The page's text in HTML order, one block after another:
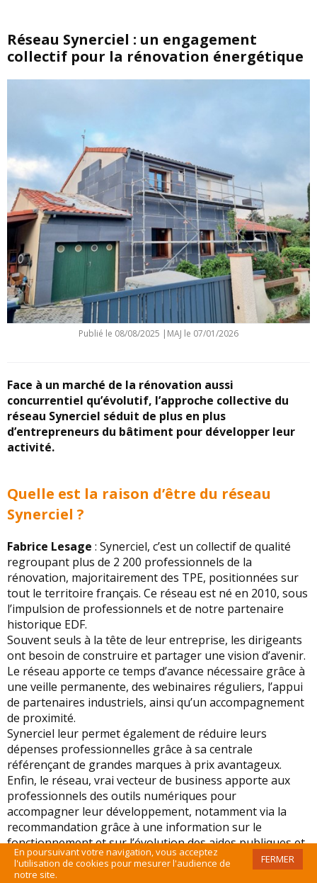
En poursuivant votre navigation, vous acceptez
l'utilisation de cookies pour mesurer l'audience de
notre site.
FERMER
Réseau Synerciel : un engagement
collectif pour la rénovation énergétique
Publié le 08/08/2025 | MAJ le 07/01/2026
Face à un marché de la rénovation aussi
concurrentiel qu’évolutif, l’approche collective du
réseau Synerciel séduit de plus en plus
d’entrepreneurs du bâtiment pour développer leur
activité.
Quelle est la raison d’être du réseau
Synerciel ?
Fabrice Lesage : Synerciel, c’est un collectif de qualité
regroupant plus de 2 200 professionnels de la
rénovation, majoritairement des TPE, positionnées sur
tout le territoire français. Ce réseau est né en 2010, sous
l’impulsion de professionnels et de notre partenaire
historique EDF.
Souvent seuls à la tête de leur entreprise, les dirigeants
ont besoin de construire et partager une vision d’avenir.
Le réseau apporte ce temps d’avance nécessaire grâce à
une veille permanente, des webinaires réguliers, l’appui
de partenaires industriels, ainsi qu’un accompagnement
de proximité.
Synerciel leur permet également de réduire leurs
dépenses professionnelles grâce à sa centrale
référençant de grandes marques à prix avantageux.
Enfin, le réseau, vrai vecteur de business apporte aux
professionnels des outils numériques pour
accompagner leur développement, notamment via la
recommandation grâce à une information sur le
fonctionnement et sur l’évolution des aides publiques et
privées à la rénovation énergétique. Ensemble, les
professionnels sont plus résilients face aux aléas du